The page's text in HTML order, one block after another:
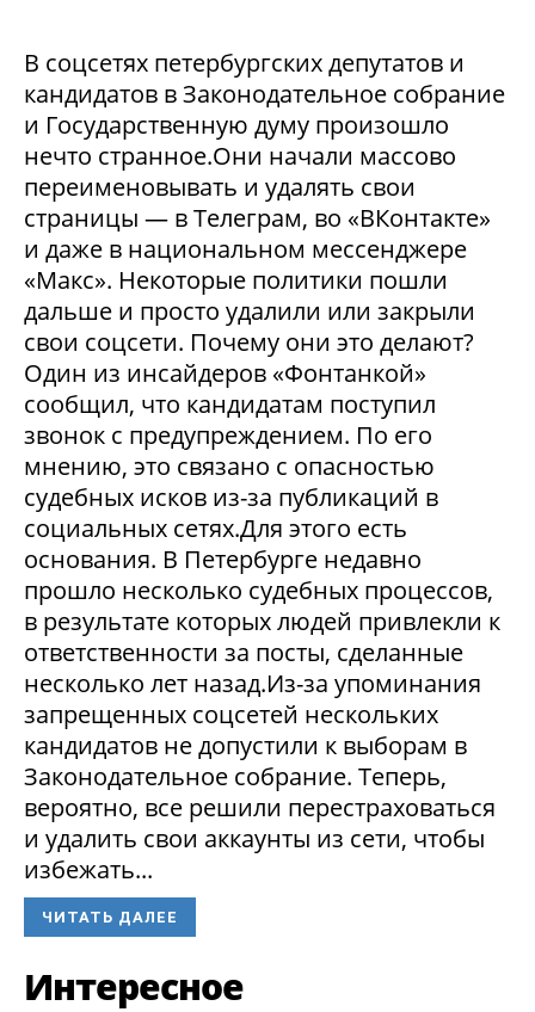
В соцсетях петербургских депутатов и
кандидатов в Законодательное собрание
и Государственную думу произошло
нечто странное.Они начали массово
переименовывать и удалять свои
страницы — в Телеграм, во «ВКонтакте»
и даже в национальном мессенджере
«Макс». Некоторые политики пошли
дальше и просто удалили или закрыли
свои соцсети. Почему они это делают?
Один из инсайдеров «Фонтанкой»
сообщил, что кандидатам поступил
звонок с предупреждением. По его
мнению, это связано с опасностью
судебных исков из-за публикаций в
социальных сетях.Для этого есть
основания. В Петербурге недавно
прошло несколько судебных процессов,
в результате которых людей привлекли к
ответственности за посты, сделанные
несколько лет назад.Из-за упоминания
запрещенных соцсетей нескольких
кандидатов не допустили к выборам в
Законодательное собрание. Теперь,
вероятно, все решили перестраховаться
и удалить свои аккаунты из сети, чтобы
избежать...
ЧИТАТЬ ДАЛЕЕ
Интересное